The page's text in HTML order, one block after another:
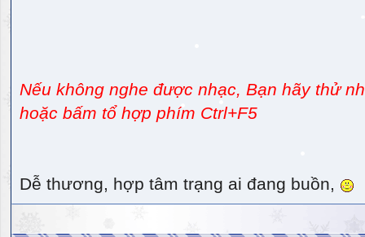
Nếu không nghe được nhạc, Bạn hãy thử
hoặc bấm tổ hợp phím Ctrl+F5
Dễ thương, hợp tâm trạng ai đang buồn,